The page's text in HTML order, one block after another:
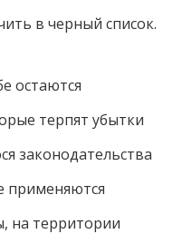
в черный список.
остаются
терпят убытки
законодательства
применяются
на территории